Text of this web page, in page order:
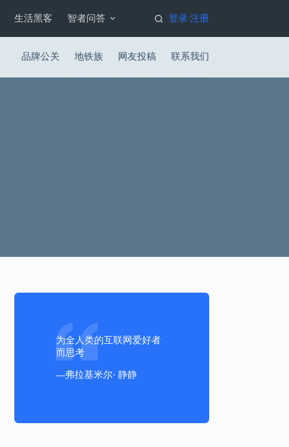
生活黑客 智者问答 登录/注册
品牌公关 地铁族 网友投稿 联系我们
为全人类的互联网爱好者
而思考
---弗拉基米尔· 静静